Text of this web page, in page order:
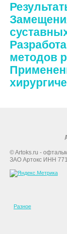
методов
© Artoks.ru -
ЗАО Артокс ИНН
Разное